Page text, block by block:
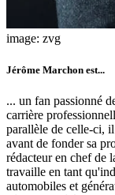
image: zvg
Jérôme Marchon est...
... un fan passionné
carrière
parallèle de celle-ci,
avant de fonder sa
rédacteur en chef de
travaille en tant
automobiles et